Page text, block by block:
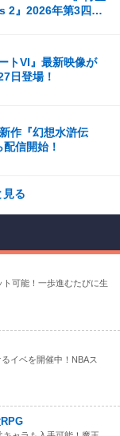
2』2026年第3四半
トVI』最新映像が
日登場！
作『幻想水滸伝
信開始！
見る
ト可能！一歩進むたびに生
イベを開催中！NBAス